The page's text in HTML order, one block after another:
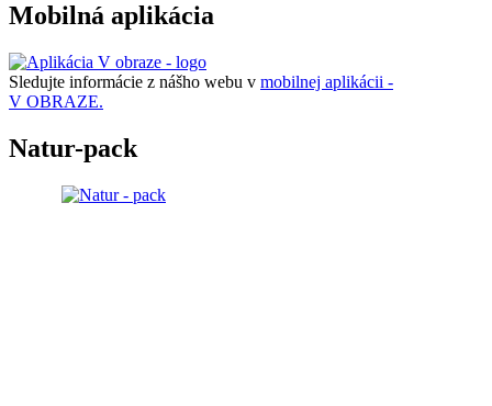
Mobilná aplikácia
Sledujte informácie z nášho webu v mobilnej aplikácii -
V OBRAZE.
Natur-pack